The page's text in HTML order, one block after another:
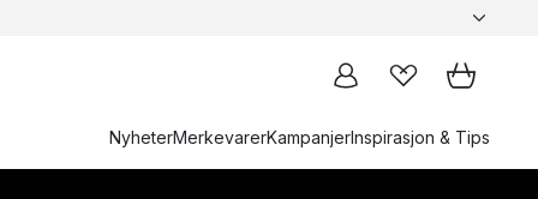
NyheterMerkevarerKampanjerInspirasjon & Tips